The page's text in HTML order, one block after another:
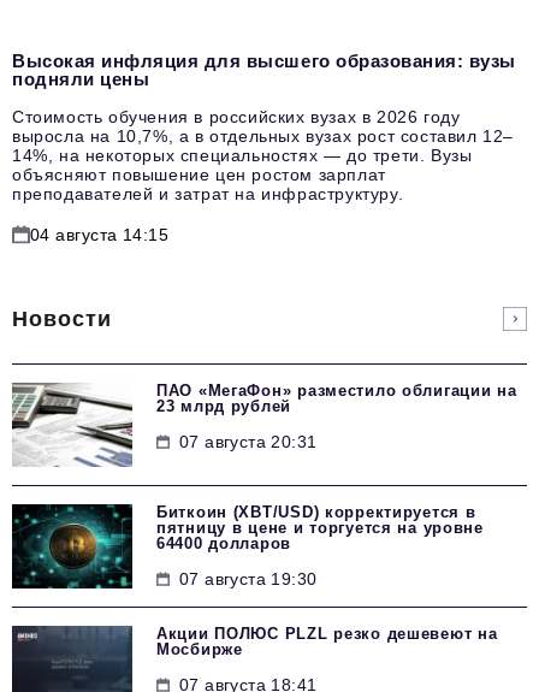
Высокая инфляция для высшего образования: вузы
подняли цены
Стоимость обучения в российских вузах в 2026 году
выросла на 10,7%, а в отдельных вузах рост составил 12–
14%, на некоторых специальностях — до трети. Вузы
объясняют повышение цен ростом зарплат
преподавателей и затрат на инфраструктуру.
04 августа 14:15
Новости
ПАО «МегаФон» разместило облигации на
23 млрд рублей
07 августа 20:31
Биткоин (XBT/USD) корректируется в
пятницу в цене и торгуется на уровне
64400 долларов
07 августа 19:30
Акции ПОЛЮС PLZL резко дешевеют на
Мосбирже
07 августа 18:41